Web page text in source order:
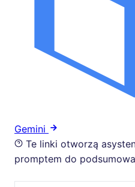
Gemini
Te linki otworzą
promptem do